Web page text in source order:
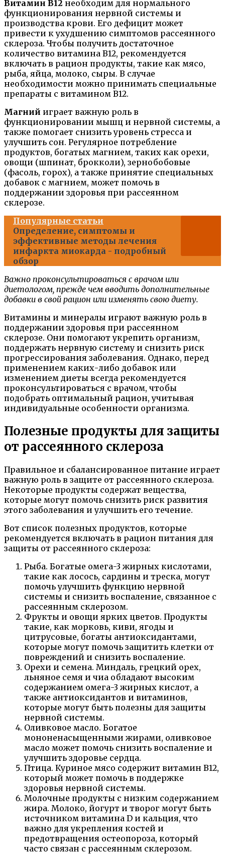
Витамин В12 необходим для нормального
функционирования нервной системы и
производства крови. Его дефицит может
привести к ухудшению симптомов рассеянного
склероза. Чтобы получить достаточное
количество витамина В12, рекомендуется
включать в рацион продукты, такие как мясо,
рыба, яйца, молоко, сыры. В случае
необходимости можно принимать специальные
препараты с витамином В12.
Магний играет важную роль в
функционировании мышц и нервной системы, а
также помогает снизить уровень стресса и
улучшить сон. Регулярное потребление
продуктов, богатых магнием, таких как орехи,
овощи (шпинат, брокколи), зернобобовые
(фасоль, горох), а также принятие специальных
добавок с магнием, может помочь в
поддержании здоровья при рассеянном
склерозе.
Популярные статьи
Определение, симптомы и
эффективные методы лечения
инфаркта миокарда - подробный
обзор
Важно проконсультироваться с врачом или
диетологом, прежде чем вводить дополнительные
добавки в свой рацион или изменять свою диету.
Витамины и минералы играют важную роль в
поддержании здоровья при рассеянном
склерозе. Они помогают укрепить организм,
поддержать нервную систему и снизить риск
прогрессирования заболевания. Однако, перед
применением каких-либо добавок или
изменением диеты всегда рекомендуется
проконсультироваться с врачом, чтобы
подобрать оптимальный рацион, учитывая
индивидуальные особенности организма.
Полезные продукты для защиты
от рассеянного склероза
Правильное и сбалансированное питание играет
важную роль в защите от рассеянного склероза.
Некоторые продукты содержат вещества,
которые могут помочь снизить риск развития
этого заболевания и улучшить его течение.
Вот список полезных продуктов, которые
рекомендуется включать в рацион питания для
защиты от рассеянного склероза:
Рыба. Богатые омега-3 жирных кислотами,
такие как лосось, сардины и треска, могут
помочь улучшить функцию нервной
системы и снизить воспаление, связанное с
рассеянным склерозом.
Фрукты и овощи ярких цветов. Продукты
такие, как морковь, киви, ягоды и
цитрусовые, богаты антиоксидантами,
которые могут помочь защитить клетки от
повреждений и снизить воспаление.
Орехи и семена. Миндаль, грецкий орех,
льняное семя и чиа обладают высоким
содержанием омега-3 жирных кислот, а
также антиоксидантов и витаминов,
которые могут быть полезны для защиты
нервной системы.
Оливковое масло. Богатое
мононенасыщенными жирами, оливковое
масло может помочь снизить воспаление и
улучшить здоровье сердца.
Птица. Куриное мясо содержит витамин B12,
который может помочь в поддержке
здоровья нервной системы.
Молочные продукты с низким содержанием
жира. Молоко, йогурт и творог могут быть
источником витамина D и кальция, что
важно для укрепления костей и
предотвращения остеопороза, который
часто связан с рассеянным склерозом.